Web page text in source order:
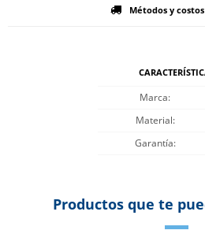
Métodos y
Marca
Material
Garantía
Productos que te